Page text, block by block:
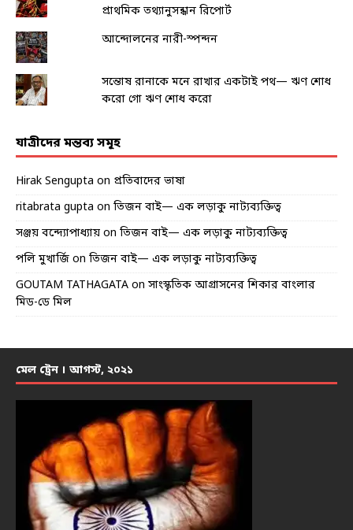
প্রাথমিক তথ্যানুসন্ধান রিপোর্ট
আন্দোলনের নারী-স্পন্দন
সন্তোষ রানাকে মনে রাখার একটাই পথ— ঋণ শোধ
করো গো ঋণ শোধ করো
যাত্রীদের মন্তব্য সমূহ
Hirak Sengupta on প্রতিবাদের ভাষা
ritabrata gupta on তিজন বাই— এক লড়াকু নাট্যব্যক্তিত্ব
সঞ্জয় বন্দ্যোপাধ্যায় on তিজন বাই— এক লড়াকু নাট্যব্যক্তিত্ব
পলি মুখার্জি on তিজন বাই— এক লড়াকু নাট্যব্যক্তিত্ব
GOUTAM TATHAGATA on সাংস্কৃতিক আগ্রাসনের শিকার বাংলার
মিড-ডে মিল
মেল ট্রেন । আগস্ট, ২০২১